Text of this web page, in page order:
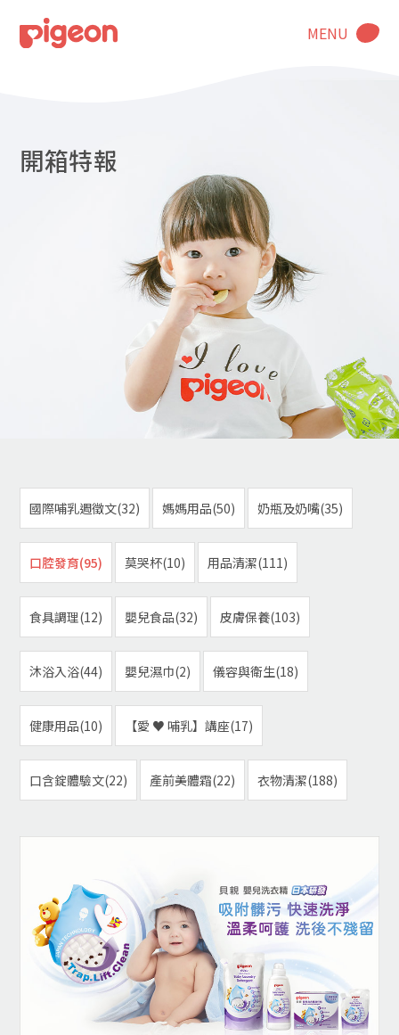
MENU
開箱特報
國際哺乳週徵文(32) 媽媽用品(50) 奶瓶及奶嘴(35)
口腔發育(95) 莫哭杯(10) 用品清潔(111)
食具調理(12) 嬰兒食品(32) 皮膚保養(103)
沐浴入浴(44) 嬰兒濕巾(2) 儀容與衛生(18)
健康用品(10) 【愛 ♥ 哺乳】講座(17)
口含錠體驗文(22) 產前美體霜(22) 衣物清潔(188)